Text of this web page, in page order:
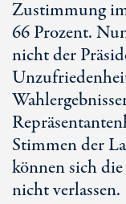
Zustimmung
66 Prozent.
nicht der
Stimmen der
können sich
nicht verlassen.